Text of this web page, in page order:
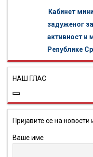
Кабинет
задуженог
активност и
Републике
НАШ ГЛАС
Пријавите се на новости
Ваше име